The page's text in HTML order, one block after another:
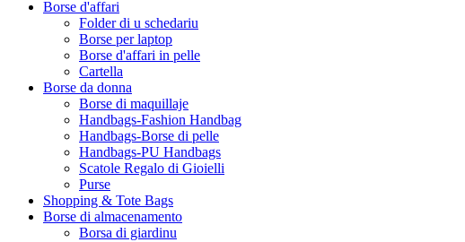
Borse d'affari
Folder di u schedariu
Borse per laptop
Borse d'affari in pelle
Cartella
Borse da donna
Borse di maquillaje
Handbags-Fashion Handbag
Handbags-Borse di pelle
Handbags-PU Handbags
Scatole Regalo di Gioielli
Purse
Shopping & Tote Bags
Borse di almacenamento
Borsa di giardinu